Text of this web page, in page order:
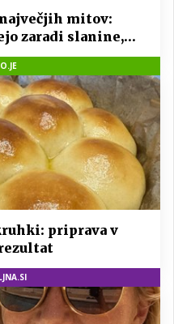
mitov:
zaradi slanine,
imamo vsi radi
priprava v